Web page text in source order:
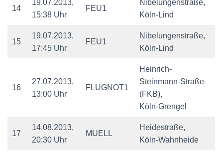
14
19.07.2013,
15:38 Uhr
FEU1
Nibelungenstraße,
Köln-Lind
15
19.07.2013,
17:45 Uhr
FEU1
Nibelungenstraße,
Köln-Lind
16
27.07.2013,
13:00 Uhr
FLUGNOT1
Heinrich-
Steinmann-Straße
(FKB),
Köln-Grengel
17
14.08.2013,
20:30 Uhr
MUELL
Heidestraße,
Köln-Wahnheide